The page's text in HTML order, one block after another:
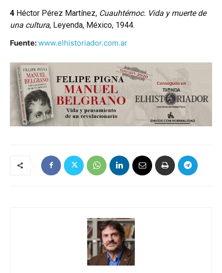
4 Héctor Pérez Martínez, Cuauhtémoc. Vida y muerte de
una cultura, Leyenda, México, 1944.
Fuente:www.elhistoriador.com.ar